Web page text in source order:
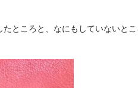
ところと、なにもしていないと